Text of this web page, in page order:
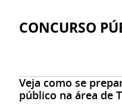
CONCURSO
Veja como se
público na área de